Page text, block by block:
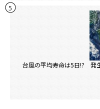
台風の平均寿命は5日!? 発